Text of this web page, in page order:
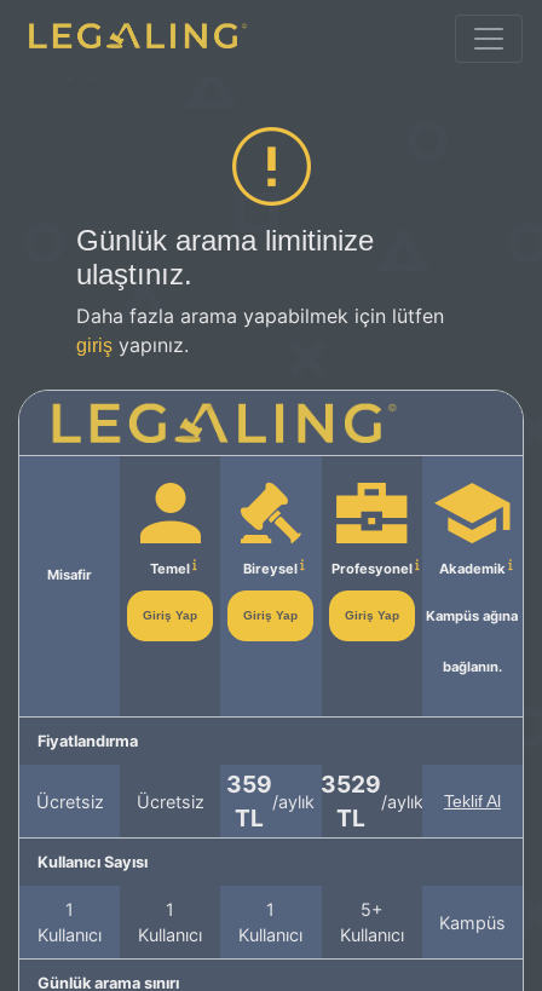
Günlük arama limitinize
ulaştınız.
Daha fazla arama yapabilmek için lütfen
giriş yapınız.
Misafir Temel
Giriş Yap
Bireysel
Giriş Yap
Profesyonel
Giriş Yap
Akademik
Kampüs ağına
bağlanın.
Fiyatlandırma
Ücretsiz Ücretsiz
359
TL
/aylık
3529
TL
/aylık Teklif Al
Kullanıcı Sayısı
1
Kullanıcı
1
Kullanıcı
1
Kullanıcı
5+
Kullanıcı
Kampüs
Günlük arama sınırı